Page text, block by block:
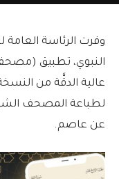
وفرت الرئاسة
النبوي، تطبيق
عالية الدقَّة من
لطباعة المصحف
عن عاصم.